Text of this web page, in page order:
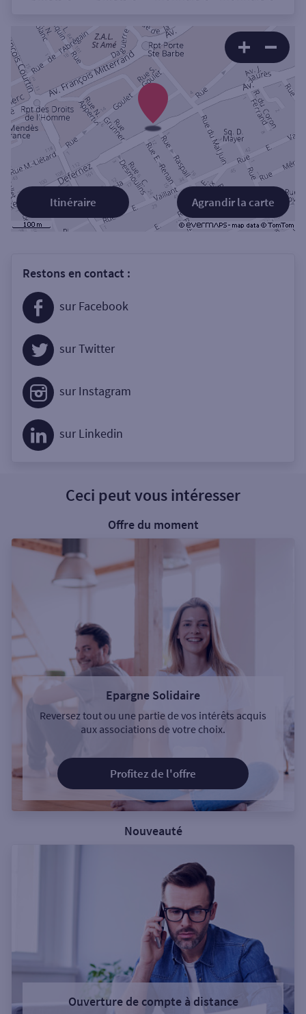
Agrandir la carte
Itinéraire
Restons en contact :
sur Facebook
sur Twitter
sur Instagram
sur Linkedin
Ceci peut vous intéresser
Offre du moment
Epargne Solidaire
Reversez tout ou une partie de vos intérêts acquis
aux associations de votre choix.
Profitez de l'offre
Nouveauté
Ouverture de compte à distance